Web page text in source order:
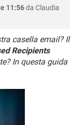
11:56da Claudia
casella email? Il
Recipients
In questa guida